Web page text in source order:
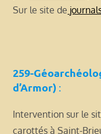
Sur le site de
259-
d’Armor) :
Intervention sur le
carottés à Saint-